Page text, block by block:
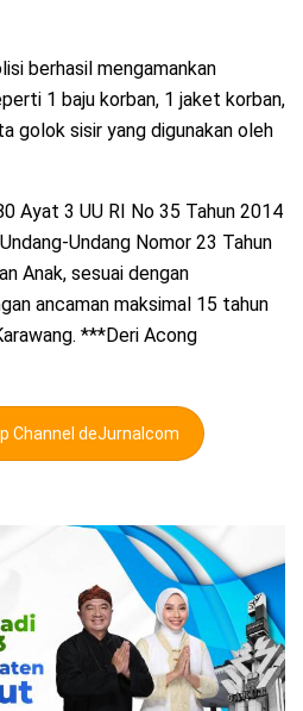
berhasil mengamankan
1 baju korban, 1 jaket korban,
golok sisir yang digunakan oleh
Ayat 3 UU RI No 35 Tahun 2014
Undang Nomor 23 Tahun
Anak, sesuai dengan
ancaman maksimal 15 tahun
***Deri Acong
Channel deJurnalcom